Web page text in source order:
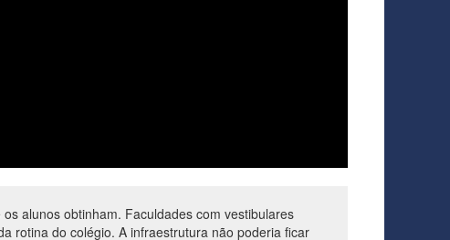
alunos obtinham. Faculdades com vestibulares
rotina do colégio. A infraestrutura não poderia ficar